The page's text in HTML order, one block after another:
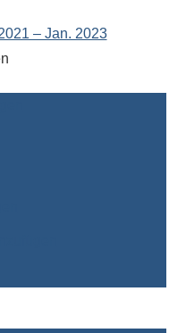
– Jan. 2023